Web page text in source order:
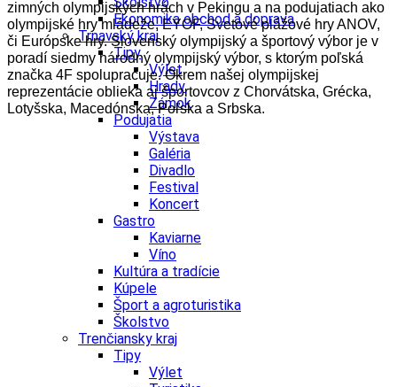
Ekonomika obchod a doprava
Trnavský kraj
Tipy
Výlet
Hrady
Zámok
Podujatia
Výstava
Galéria
Divadlo
Festival
Koncert
Gastro
Kaviarne
Víno
Kultúra a tradície
Kúpele
Šport a agroturistika
Školstvo
Trenčiansky kraj
Tipy
Výlet
zimných olympijských hrách v Pekingu a na podujatiach ako
olympijské hry mládeže, EYOF, Svetové plážové hry ANOV,
či Európske hry. Slovenský olympijský a športový výbor je v
poradí siedmy národný olympijský výbor, s ktorým poľská
značka 4F spolupracuje. Okrem našej olympijskej
reprezentácie oblieka aj športovcov z Chorvátska, Grécka,
Lotyšska, Macedónska, Poľska a Srbska.